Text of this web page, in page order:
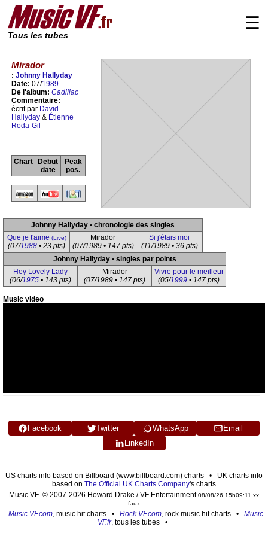
Tous les tubes
☰
Mirador
: Johnny Hallyday
Date: 07/1989
De l'album: Cadillac
Commentaire:
écrit par David
Hallyday & Étienne
Roda-Gil
Chart
Debut
date
Peak
pos.
Johnny Hallyday • chronologie des singles
Que je t'aime (Live)
(07/1988 • 23 pts)
Mirador
(07/1989 • 147 pts)
Si j'étais moi
(11/1989 • 36 pts)
Johnny Hallyday • singles par points
Hey Lovely Lady
(06/1975 • 143 pts)
Mirador
(07/1989 • 147 pts)
Vivre pour le meilleur
(05/1999 • 147 pts)
Music video
Facebook Twitter WhatsApp
Email
LinkedIn
US charts info based on Billboard (www.billboard.com) charts • UK charts info
based on The Official UK Charts Company's charts
Music VF © 2007-2026 Howard Drake / VF Entertainment08/08/26 15h09:11 xx
faux
Music VF.com, music hit charts • Rock VF.com, rock music hit charts • Music
VF.fr, tous les tubes •